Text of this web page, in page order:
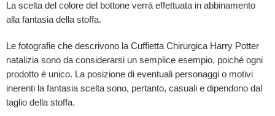
La scelta del colore del bottone verrà effettuata in abbinamento
alla fantasia della stoffa.
Le fotografie che descrivono la Cuffietta Chirurgica Harry Potter
natalizia sono da considerarsi un semplice esempio, poiché ogni
prodotto è unico. La posizione di eventuali personaggi o motivi
inerenti la fantasia scelta sono, pertanto, casuali e dipendono dal
taglio della stoffa.